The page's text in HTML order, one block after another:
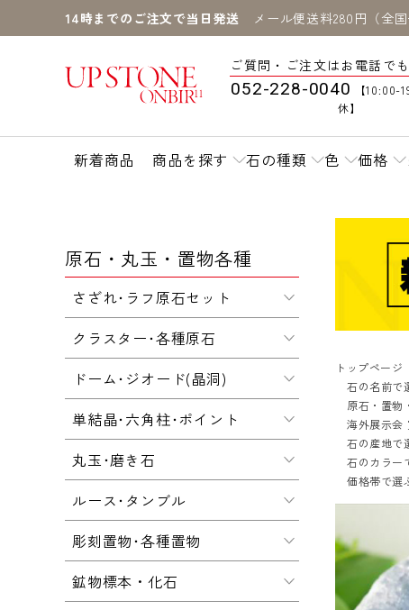
14時までのご注文で当日発送 メール便送料280円（全
ご質問・ご注文はお電話で
052-228-0040
【10:00-
休】
新着商品 商品を探す 石の種類 色 価格
トップページ
石の名前で
原石・置物
海外展示会
石の産地で
石のカラー
価格帯で選
原石・丸玉・置物各種
さざれ･ラフ原石セット
クラスター･各種原石
ドーム･ジオード(晶洞)
単結晶･六角柱･ポイント
丸玉･磨き石
ルース･タンブル
彫刻置物･各種置物
鉱物標本・化石